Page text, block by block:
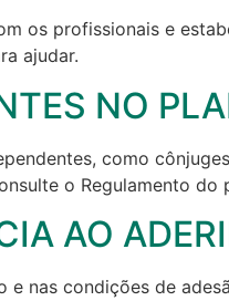
os profissionais e
ajudar.
NO
como
o Regulamento do
AO
nas condições de